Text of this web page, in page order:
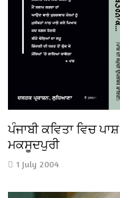
ਪੰਜਾਬੀ ਕਵਿਤਾ ਵਿਚ
ਮਕਸੂਦਪੁਰੀ
1 July 2004